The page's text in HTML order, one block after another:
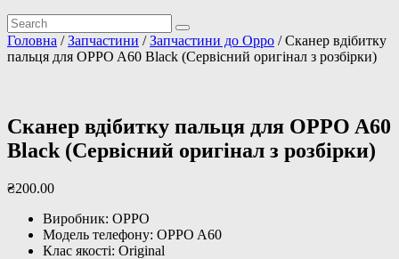
Головна /Запчастини /Запчастини до Oppo / Сканер вдібитку
пальця для OPPO A60 Black (Сервісний оригінал з розбірки)
Сканер вдібитку пальця для OPPO A60
Black (Сервісний оригінал з розбірки)
₴200.00
Виробник: OPPO
Модель телефону: OPPO A60
Клас якості: Original